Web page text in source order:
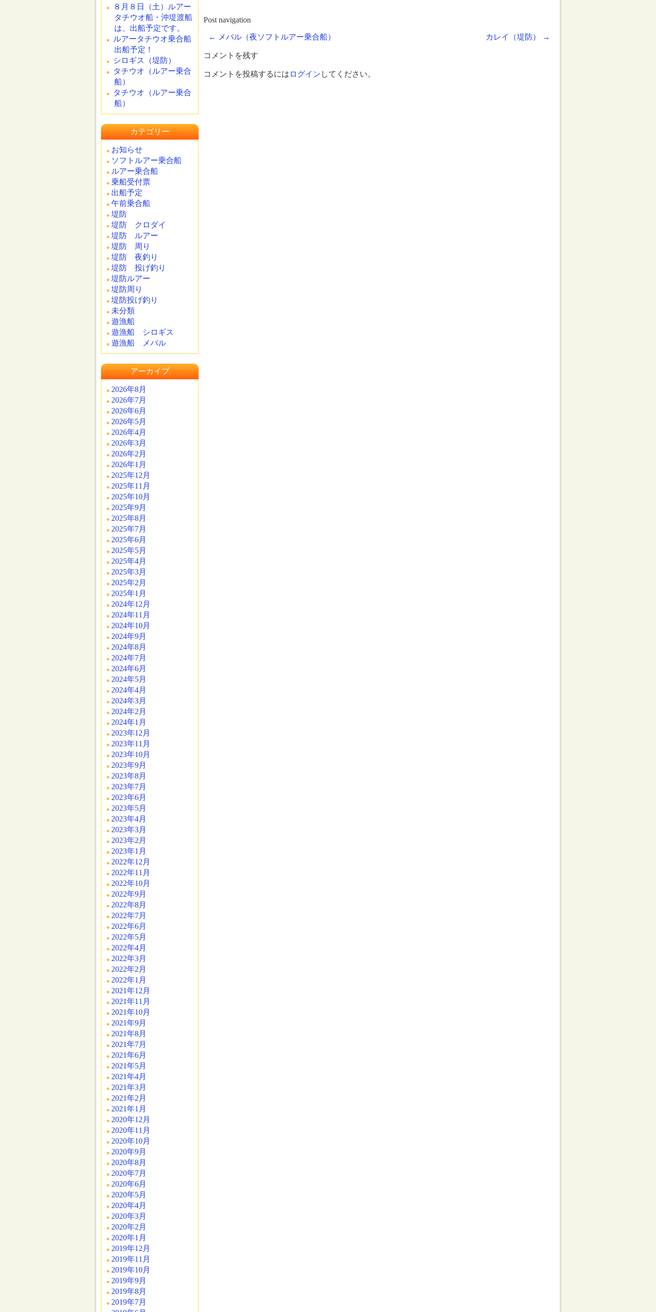
Post navigation
← メバル（夜ソフトルアー乗合船） カレイ（堤防） →
コメントを残す
コメントを投稿するには ログイン してください。
８月８日（土）ルアー
タチウオ船・沖堤渡船
は、出船予定です。
ルアータチウオ乗合船
出船予定！
シロギス（堤防）
タチウオ（ルアー乗合
船）
タチウオ（ルアー乗合
船）
カテゴリー
お知らせ
ソフトルアー乗合船
ルアー乗合船
乗船受付票
出船予定
午前乗合船
堤防
堤防 クロダイ
堤防 ルアー
堤防 周り
堤防 夜釣り
堤防 投げ釣り
堤防ルアー
堤防周り
堤防投げ釣り
未分類
遊漁船
遊漁船 シロギス
遊漁船 メバル
アーカイブ
2026年8月
2026年7月
2026年6月
2026年5月
2026年4月
2026年3月
2026年2月
2026年1月
2025年12月
2025年11月
2025年10月
2025年9月
2025年8月
2025年7月
2025年6月
2025年5月
2025年4月
2025年3月
2025年2月
2025年1月
2024年12月
2024年11月
2024年10月
2024年9月
2024年8月
2024年7月
2024年6月
2024年5月
2024年4月
2024年3月
2024年2月
2024年1月
2023年12月
2023年11月
2023年10月
2023年9月
2023年8月
2023年7月
2023年6月
2023年5月
2023年4月
2023年3月
2023年2月
2023年1月
2022年12月
2022年11月
2022年10月
2022年9月
2022年8月
2022年7月
2022年6月
2022年5月
2022年4月
2022年3月
2022年2月
2022年1月
2021年12月
2021年11月
2021年10月
2021年9月
2021年8月
2021年7月
2021年6月
2021年5月
2021年4月
2021年3月
2021年2月
2021年1月
2020年12月
2020年11月
2020年10月
2020年9月
2020年8月
2020年7月
2020年6月
2020年5月
2020年4月
2020年3月
2020年2月
2020年1月
2019年12月
2019年11月
2019年10月
2019年9月
2019年8月
2019年7月